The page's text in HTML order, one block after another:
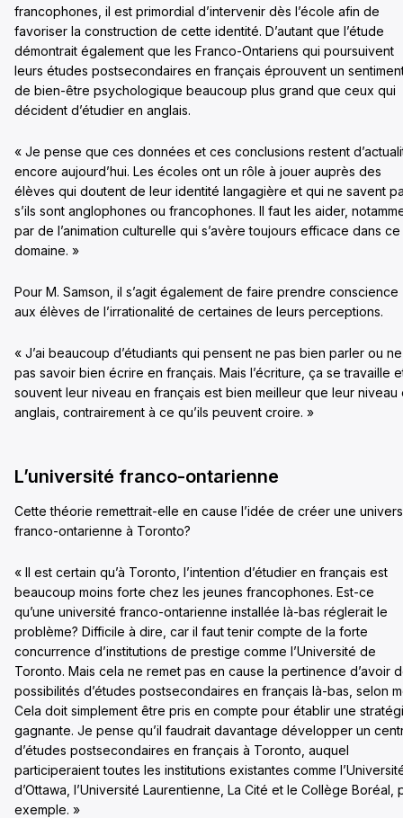
francophones, il est primordial d’intervenir dès l’école afin de
favoriser la construction de cette identité. D’autant que l’étude
démontrait également que les Franco-Ontariens qui poursuivent
leurs études postsecondaires en français éprouvent un
de bien-être psychologique beaucoup plus grand que ceux qui
décident d’étudier en anglais.
« Je pense que ces données et ces conclusions restent
encore aujourd’hui. Les écoles ont un rôle à jouer auprès des
élèves qui doutent de leur identité langagière et qui ne savent
s’ils sont anglophones ou francophones. Il faut les aider,
par de l’animation culturelle qui s’avère toujours efficace dans ce
domaine. »
Pour M. Samson, il s’agit également de faire prendre conscience
aux élèves de l’irrationalité de certaines de leurs perceptions.
« J’ai beaucoup d’étudiants qui pensent ne pas bien parler ou ne
pas savoir bien écrire en français. Mais l’écriture, ça se travaille
souvent leur niveau en français est bien meilleur que leur niveau
anglais, contrairement à ce qu’ils peuvent croire. »
L’université franco-ontarienne
Cette théorie remettrait-elle en cause l’idée de créer une
franco-ontarienne à Toronto?
« Il est certain qu’à Toronto, l’intention d’étudier en français est
beaucoup moins forte chez les jeunes francophones. Est-ce
qu’une université franco-ontarienne installée là-bas réglerait le
problème? Difficile à dire, car il faut tenir compte de la forte
concurrence d’institutions de prestige comme l’Université de
Toronto. Mais cela ne remet pas en cause la pertinence d’avoir
possibilités d’études postsecondaires en français là-bas, selon
Cela doit simplement être pris en compte pour établir une
gagnante. Je pense qu’il faudrait davantage développer un
d’études postsecondaires en français à Toronto, auquel
participeraient toutes les institutions existantes comme
d’Ottawa, l’Université Laurentienne, La Cité et le Collège Boréal,
exemple. »